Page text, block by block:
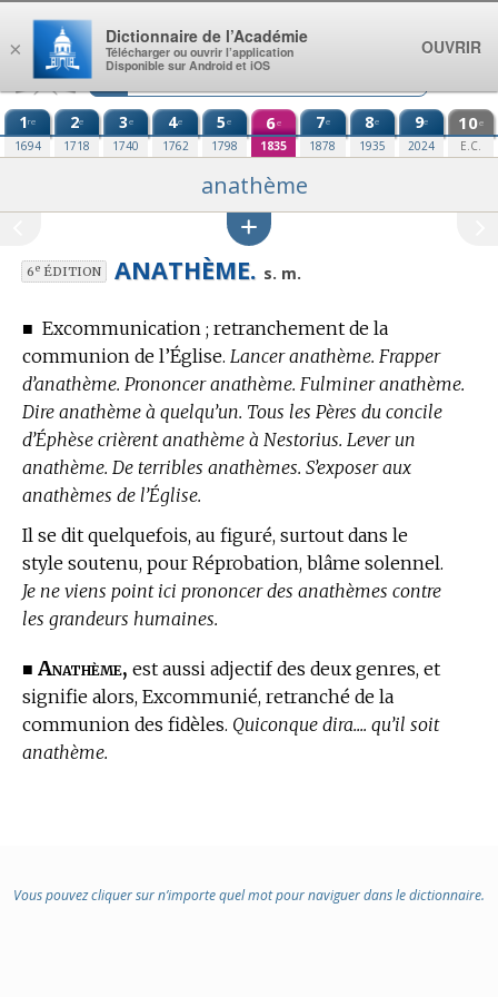
Aller au contenu
1re
1694
2e
1718
3e
1740
4e
1762
5e
1798
6e
1835
7e
1878
8e
1935
9e
2024
10e
E.C.
anathème
6eÉDITION ANATHÈME. s. m.
■ Excommunication ; retranchement de la
communion de l’Église. Lancer anathème. Frapper
d’anathème. Prononcer anathème. Fulminer anathème.
Dire anathème à quelqu’un. Tous les Pères du concile
d’Éphèse crièrent anathème à Nestorius. Lever un
anathème. De terribles anathèmes. S’exposer aux
anathèmes de l’Église.
Il se dit quelquefois, au figuré, surtout dans le
style soutenu, pour Réprobation, blâme solennel.
Je ne viens point ici prononcer des anathèmes contre
les grandeurs humaines.
■ Anathème, est aussi adjectif des deux genres, et
signifie alors, Excommunié, retranché de la
communion des fidèles. Quiconque dira.... qu’il soit
anathème.
Vous pouvez cliquer sur n’importe quel mot pour naviguer dans le dictionnaire.
×
Dictionnaire de l’Académie
Télécharger ou ouvrir l’application
Disponible sur Android et iOS
OUVRIR